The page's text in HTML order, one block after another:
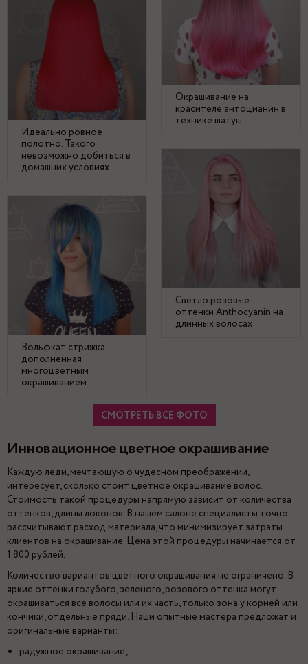
Окрашивание на
красителе антоцианин в
технике шатуш
Идеально ровное
полотно. Такого
невозможно добиться в
домашних условиях
Светло розовые
оттенки Anthocyanin на
длинных волосах
Вольфкат стрижка
дополненная
многоцветным
окрашиванием
СМОТРЕТЬ ВСЕ ФОТО
Инновационное цветное окрашивание
Каждую леди, мечтающую о чудесном преображении,
интересует, сколько стоит цветное окрашивание волос.
Стоимость такой процедуры напрямую зависит от количества
оттенков, длины локонов. В нашем салоне специалисты точно
рассчитывают расход материала, что минимизирует затраты
клиентов на окрашивание. Цена этой процедуры начинается от
1 800 рублей.
Количество вариантов цветного окрашивания не ограничено. В
яркие оттенки голубого, зеленого, розового оттенка могут
окрашиваться все волосы или их часть, только зона у корней или
кончики, отдельные пряди. Наши опытные мастера предложат и
оригинальные варианты:
радужное окрашивание;